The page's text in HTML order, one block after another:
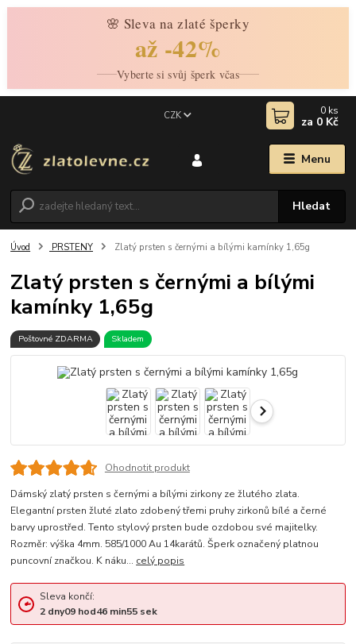
🌸 Sleva na zlaté šperky
až -42%
Vyberte si svůj šperk včas
Menu
CZK
Hledat
0 ks
za 0 Kč
Úvod PRSTENY Zlatý prsten s černými a bílými kamínky 1,65g
Zlatý prsten s černými a bílými
kamínky 1,65g
Poštovné ZDARMA Skladem
Ohodnotit produkt
Dámský zlatý prsten s černými a bílými zirkony ze žlutého zlata.
Elegantní prsten žluté zlato zdobený třemi pruhy zirkonů bílé a černé
barvy uprostřed. Tento stylový prsten bude ozdobou své majitelky.
Rozměr: výška 4mm. 585/1000 Au 14karátů. Šperk označený platnou
puncovní značkou. K náku... celý popis
Sleva končí:
2 dny09hod46min54sek